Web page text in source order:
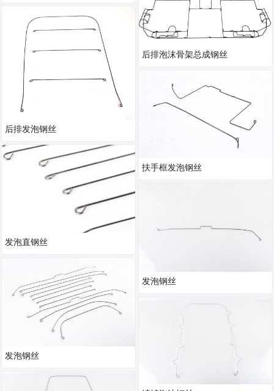
后排发泡钢丝
发泡直钢丝
发泡钢丝
后排泡沫骨架总成钢丝
扶手框发泡钢丝
发泡钢丝